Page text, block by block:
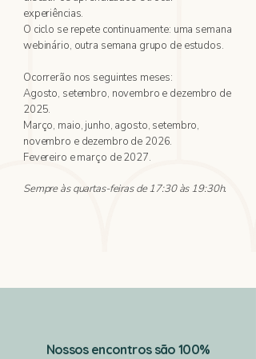
experiências.
O ciclo se repete continuamente: uma semana
webinário, outra semana grupo de estudos.
Ocorrerão nos seguintes meses:
Agosto, setembro, novembro e dezembro de
2025.
Março, maio, junho, agosto, setembro,
novembro e dezembro de 2026.
Fevereiro e março de 2027.
Sempre às quartas-feiras de 17:30 às 19:30h.
Nossos encontros são 100%